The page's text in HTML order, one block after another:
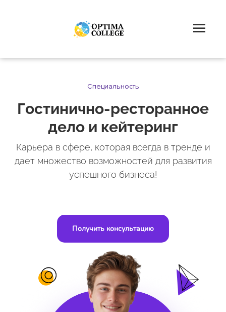
Специальность
Гостинично-ресторанное
дело и кейтеринг
Карьера в сфере, которая всегда в тренде и
дает множество возможностей для развития
успешного бизнеса!
Получить консультацию